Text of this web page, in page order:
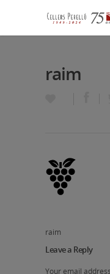
raim
raim
Leave a Reply
Your email